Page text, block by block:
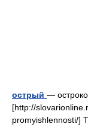
острый —
[http://
promyishlennosti/]